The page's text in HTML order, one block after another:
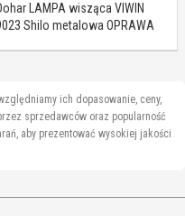
LAMPA wisząca VIWIN
Shilo metalowa OPRAWA
ich dopasowanie, ceny,
sprzedawców oraz popularność
aby prezentować wysokiej jakości